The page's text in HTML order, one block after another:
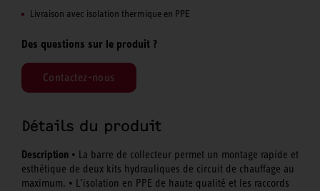
Livraison avec isolation thermique en PPE
Des questions sur le produit ?
Contactez-nous
Détails du produit
Description • La barre de collecteur permet un montage rapide et
esthétique de deux kits hydrauliques de circuit de chauffage au
maximum. • L’isolation en PPE de haute qualité et les raccords